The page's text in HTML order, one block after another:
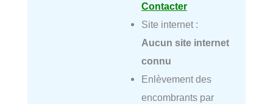
Contacter
Site internet :
Aucun site internet
connu
Enlèvement des
encombrants par